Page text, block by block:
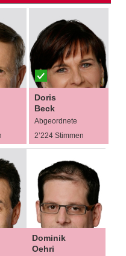
Doris
Beck
Abgeordnete
2’224 Stimmen
Dominik
Oehri